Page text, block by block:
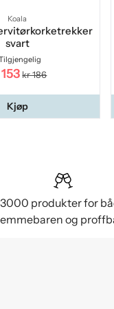
Koala
svart
kr 186
Kjøp
3000 produkter for
og